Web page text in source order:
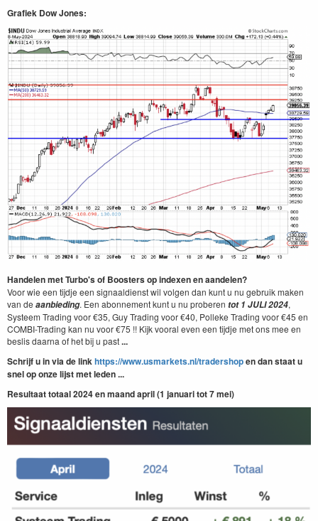
Grafiek Dow Jones:
Handelen met Turbo's of Boosters op indexen en aandelen?
Voor wie een tijdje een signaaldienst wil volgen dan kunt u nu gebruik maken
van de aanbieding. Een abonnement kunt u nu proberen tot 1 JULI 2024,
Systeem Trading voor €35, Guy Trading voor €40, Polleke Trading voor €45 en
COMBI-Trading kan nu voor €75 !! Kijk vooral even een tijdje met ons mee en
beslis daarna of het bij u past...
Schrijf u in via de linkhttps://www.usmarkets.nl/tradershopen dan staat u
snel op onze lijst met leden ...
Resultaat totaal 2024 en maand april (1 januari tot 7 mei)